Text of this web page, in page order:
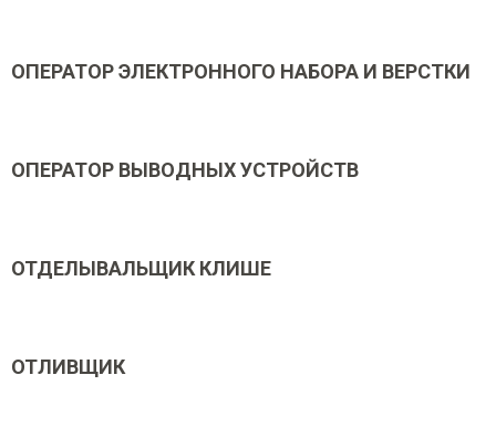
ОПЕРАТОР ЭЛЕКТРОННОГО НАБОРА И ВЕРСТКИ
ОПЕРАТОР ВЫВОДНЫХ УСТРОЙСТВ
ОТДЕЛЫВАЛЬЩИК КЛИШЕ
ОТЛИВЩИК